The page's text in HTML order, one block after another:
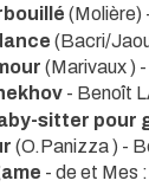
(Molière)
(Bacri/
(Marivaux )
- Benoît
sitter pour
(O.Panizza ) -
- de et Mes